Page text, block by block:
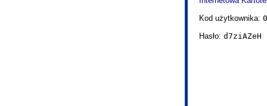
Kod użytkownika:
Hasło: d7ziAZeH